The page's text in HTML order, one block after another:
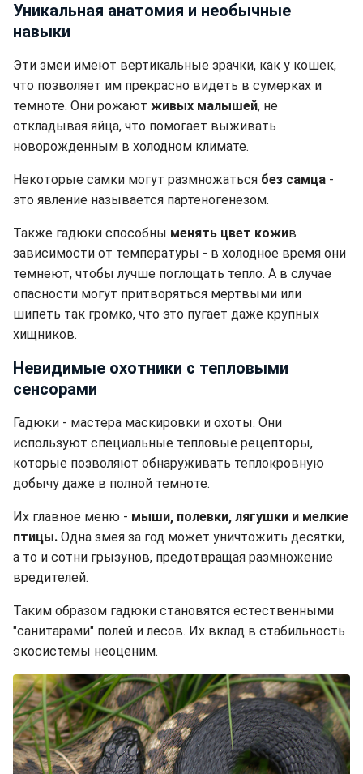
Уникальная анатомия и необычные
навыки
Эти змеи имеют вертикальные зрачки, как у кошек,
что позволяет им прекрасно видеть в сумерках и
темноте. Они рожают живых малышей, не
откладывая яйца, что помогает выживать
новорожденным в холодном климате.
Некоторые самки могут размножаться без самца -
это явление называется партеногенезом.
Также гадюки способны менять цвет кожив
зависимости от температуры - в холодное время они
темнеют, чтобы лучше поглощать тепло. А в случае
опасности могут притворяться мертвыми или
шипеть так громко, что это пугает даже крупных
хищников.
Невидимые охотники с тепловыми
сенсорами
Гадюки - мастера маскировки и охоты. Они
используют специальные тепловые рецепторы,
которые позволяют обнаруживать теплокровную
добычу даже в полной темноте.
Их главное меню - мыши, полевки, лягушки и мелкие
птицы. Одна змея за год может уничтожить десятки,
а то и сотни грызунов, предотвращая размножение
вредителей.
Таким образом гадюки становятся естественными
"санитарами" полей и лесов. Их вклад в стабильность
экосистемы неоценим.